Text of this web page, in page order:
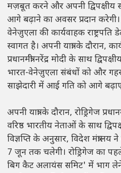
मज़बूत करने और अपनी द्विपक्षीय
आगे बढ़ाने का अवसर प्रदान
वेनेज़ुएला की कार्यवाहक राष्ट्रपति
स्वागत है। अपनी यात्रा के दौरान,
प्रधानमंत्री नरेंद्र मोदी के साथ
भारत-वेनेज़ुएला संबंधों को और
साझेदारी में आई गति को आगे
अपनी यात्रा के दौरान, रोड्रिगेज
वरिष्ठ भारतीय नेताओं के साथ
विज्ञप्ति के अनुसार, विदेश मंत्रालय
7 जून तक चलेगी। रोड्रिगेज का
बिग कैट अलायंस समिट' में भाग